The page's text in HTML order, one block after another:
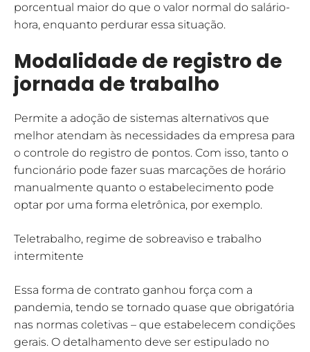
porcentual maior do que o valor normal do salário-
hora, enquanto perdurar essa situação.
Modalidade de registro de
jornada de trabalho
Permite a adoção de sistemas alternativos que
melhor atendam às necessidades da empresa para
o controle do registro de pontos. Com isso, tanto o
funcionário pode fazer suas marcações de horário
manualmente quanto o estabelecimento pode
optar por uma forma eletrônica, por exemplo.
Teletrabalho, regime de sobreaviso e trabalho
intermitente
Essa forma de contrato ganhou força com a
pandemia, tendo se tornado quase que obrigatória
nas normas coletivas – que estabelecem condições
gerais. O detalhamento deve ser estipulado no